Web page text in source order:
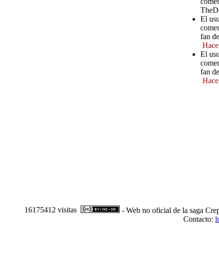
El
fan
El
fan
16175412 visitas
- Web no oficial de la saga
Contacto: